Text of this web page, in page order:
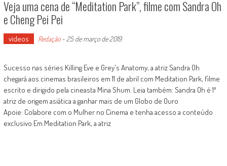
Veja uma cena de “Meditation Park”, filme com Sandra Oh
e Cheng Pei Pei
vídeos Redação- 25 de março de 2019
Sucesso nas séries Killing Eve e Grey's Anatomy, a atriz Sandra Oh
chegará aos cinemas brasileiros em 11 de abril com Meditation Park, filme
escrito e dirigido pela cineasta Mina Shum. Leia também: Sandra Oh é 1ª
atriz de origem asiática a ganhar mais de um Globo de Ouro
Apoie: Colabore com o Mulher no Cinema e tenha acesso a conteúdo
exclusivo Em Meditation Park, a atriz